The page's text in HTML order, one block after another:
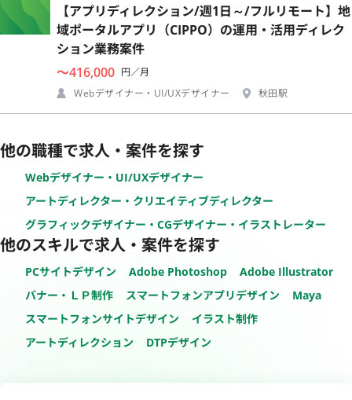
【アプリディレクション/週1日～/フルリモート】地
域ポータルアプリ（CIPPO）の運用・活用ディレク
ション業務案件
〜416,000 円／月
Webデザイナー・UI/UXデザイナー
秋田駅
他の職種で求人・案件を探す
Webデザイナー・UI/UXデザイナー
アートディレクター・クリエイティブディレクター
グラフィックデザイナー・CGデザイナー・イラストレーター
他のスキルで求人・案件を探す
PCサイトデザイン Adobe Photoshop
Adobe Illustrator
バナー・ＬＰ制作
スマートフォンアプリデザイン
Maya
スマートフォンサイトデザイン
イラスト制作
アートディレクション
DTPデザイン